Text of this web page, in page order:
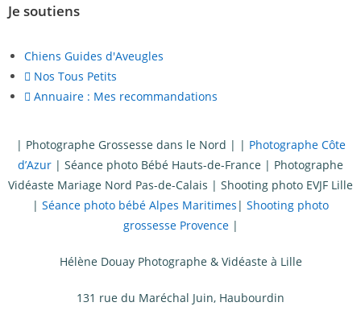
Je soutiens
Chiens Guides d'Aveugles
Nos Tous Petits
Annuaire : Mes recommandations
| Photographe Grossesse dans le Nord | | Photographe Côte
d’Azur | Séance photo Bébé Hauts-de-France | Photographe
Vidéaste Mariage Nord Pas-de-Calais | Shooting photo EVJF Lille
| Séance photo bébé Alpes Maritimes | Shooting photo
grossesse Provence|
Hélène Douay Photographe & Vidéaste à Lille
131 rue du Maréchal Juin, Haubourdin